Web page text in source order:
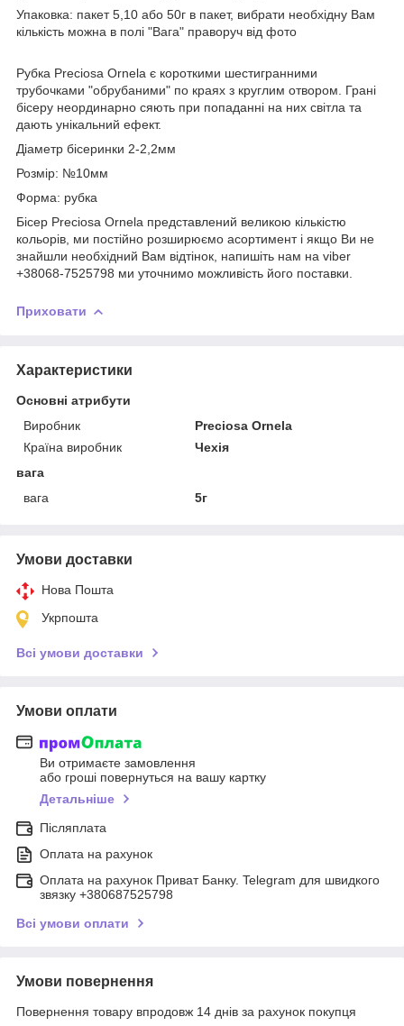
Упаковка: пакет 5,10 або 50г в пакет, вибрати необхідну Вам
кількість можна в полі "Вага" праворуч від фото
Рубка Preciosa Ornela є короткими шестигранними
трубочками "обрубаними" по краях з круглим отвором. Грані
бісеру неординарно сяють при попаданні на них світла та
дають унікальний ефект.
Діаметр бісеринки 2-2,2мм
Розмір: №10мм
Форма: рубка
Бісер Preciosa Ornela представлений великою кількістю
кольорів, ми постійно розширюємо асортимент і якщо Ви не
знайшли необхідний Вам відтінок, напишіть нам на viber
+38068-7525798 ми уточнимо можливість його поставки.
Приховати
Характеристики
Основні атрибути
Виробник
Preciosa Ornela
Країна виробник
Чехія
вага
вага
5г
Умови доставки
Нова Пошта
Укрпошта
Всі умови доставки
Умови оплати
Ви отримаєте замовлення
або гроші повернуться на вашу картку
Детальніше
Післяплата
Оплата на рахунок
Оплата на рахунок Приват Банку. Telegram для швидкого
звязку +380687525798
Всі умови оплати
Умови повернення
Повернення товару впродовж 14 днів за рахунок покупця